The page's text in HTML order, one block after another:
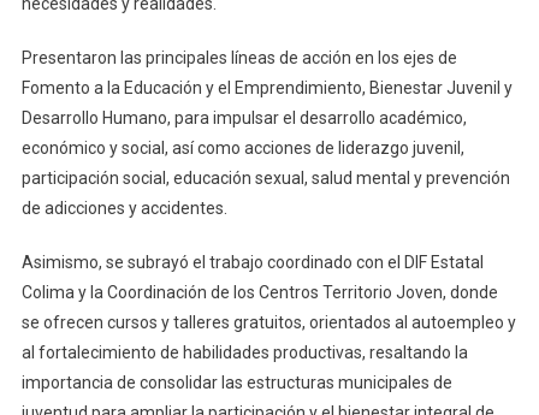
Presentaron las principales líneas de acción en los ejes de
Fomento a la Educación y el Emprendimiento, Bienestar Juvenil y
Desarrollo Humano, para impulsar el desarrollo académico,
económico y social, así como acciones de liderazgo juvenil,
participación social, educación sexual, salud mental y prevención
de adicciones y accidentes.
Asimismo, se subrayó el trabajo coordinado con el DIF Estatal
Colima y la Coordinación de los Centros Territorio Joven, donde
se ofrecen cursos y talleres gratuitos, orientados al autoempleo y
al fortalecimiento de habilidades productivas, resaltando la
importancia de consolidar las estructuras municipales de